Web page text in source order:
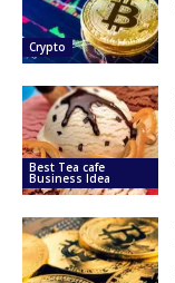
Crypto
Best Tea cafe
Business Idea